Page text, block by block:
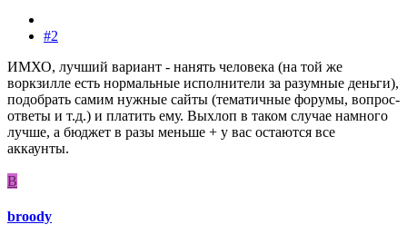
#2
ИМХО, лучший вариант - нанять человека (на той же
воркзилле есть нормальные исполнители за разумные деньги),
подобрать самим нужные сайты (тематичные форумы, вопрос-
ответы и т.д.) и платить ему. Выхлоп в таком случае намного
лучше, а бюджет в разы меньше + у вас остаются все
аккаунты.
B
broody